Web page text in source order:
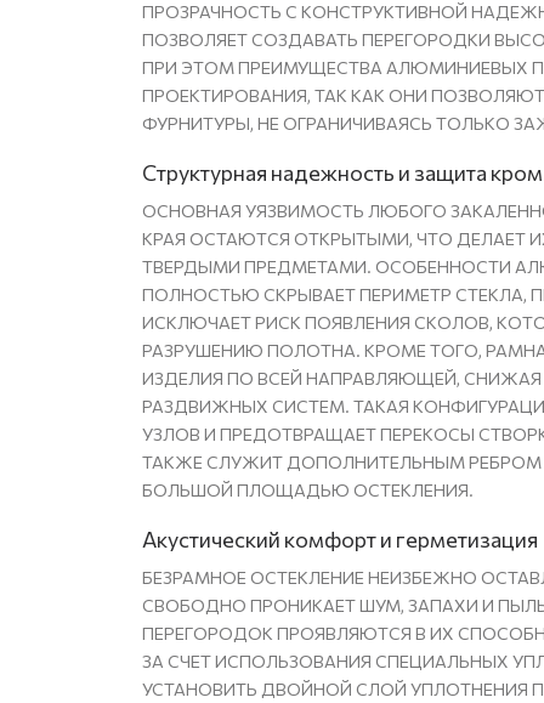
ПРОЗРАЧНОСТЬ С КОНСТРУКТИВНОЙ
ПОЗВОЛЯЕТ СОЗДАВАТЬ ПЕРЕГОРОДКИ
ПРИ ЭТОМ ПРЕИМУЩЕСТВА АЛЮМИНИЕВЫХ
ПРОЕКТИРОВАНИЯ, ТАК КАК ОНИ
ФУРНИТУРЫ, НЕ ОГРАНИЧИВАЯСЬ ТОЛЬКО
Структурная надежность и защита
ОСНОВНАЯ УЯЗВИМОСТЬ ЛЮБОГО
КРАЯ ОСТАЮТСЯ ОТКРЫТЫМИ, ЧТО ДЕЛАЕТ
ТВЕРДЫМИ ПРЕДМЕТАМИ. ОСОБЕННОСТИ
ПОЛНОСТЬЮ СКРЫВАЕТ ПЕРИМЕТР СТЕКЛА,
ИСКЛЮЧАЕТ РИСК ПОЯВЛЕНИЯ СКОЛОВ,
РАЗРУШЕНИЮ ПОЛОТНА. КРОМЕ ТОГО,
ИЗДЕЛИЯ ПО ВСЕЙ НАПРАВЛЯЮЩЕЙ,
РАЗДВИЖНЫХ СИСТЕМ. ТАКАЯ
УЗЛОВ И ПРЕДОТВРАЩАЕТ ПЕРЕКОСЫ
ТАКЖЕ СЛУЖИТ ДОПОЛНИТЕЛЬНЫМ
БОЛЬШОЙ ПЛОЩАДЬЮ ОСТЕКЛЕНИЯ.
Акустический комфорт и герметизация
БЕЗРАМНОЕ ОСТЕКЛЕНИЕ НЕИЗБЕЖНО
СВОБОДНО ПРОНИКАЕТ ШУМ, ЗАПАХИ И
ПЕРЕГОРОДОК ПРОЯВЛЯЮТСЯ В ИХ
ЗА СЧЕТ ИСПОЛЬЗОВАНИЯ СПЕЦИАЛЬНЫХ
УСТАНОВИТЬ ДВОЙНОЙ СЛОЙ УПЛОТНЕНИЯ